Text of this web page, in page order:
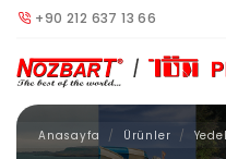
+90 212 637 13 66
Anasayfa Ürünler